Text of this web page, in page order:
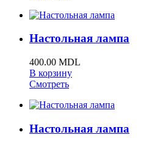
Настольная лампа
400.00 MDL
В корзину
Смотреть
Настольная лампа